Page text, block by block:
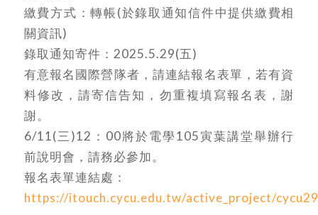
繳費方式：轉帳(於錄取通知信件中提供繳費相
關資訊)
錄取通知寄件：2025.5.29(五)
有意報名國際營隊者，請連結報名表單，若有資
料修改，請寄信告知，勿重複填寫報名表，謝
謝。
6/11(三)12：00將於電學105寅葉講堂舉辦行
前說明會，請務必參加。
報名表單連結處：
https://itouch.cycu.edu.tw/active_project/